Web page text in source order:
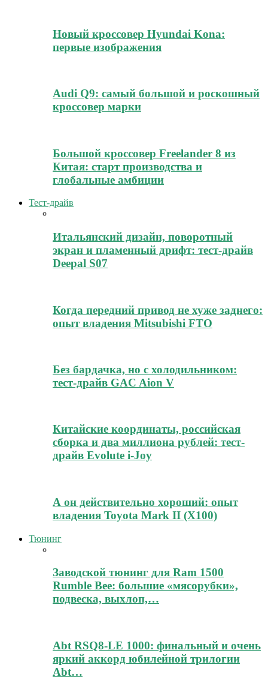
Новый кроссовер Hyundai Kona:
первые изображения
Audi Q9: самый большой и роскошный
кроссовер марки
Большой кроссовер Freelander 8 из
Китая: старт производства и
глобальные амбиции
Тест-драйв
Итальянский дизайн, поворотный
экран и пламенный дрифт: тест-драйв
Deepal S07
Когда передний привод не хуже заднего:
опыт владения Mitsubishi FTO
Без бардачка, но с холодильником:
тест-драйв GAC Aion V
Китайские координаты, российская
сборка и два миллиона рублей: тест-
драйв Evolute i-Joy
А он действительно хороший: опыт
владения Toyota Mark II (Х100)
Тюнинг
Заводской тюнинг для Ram 1500
Rumble Bee: большие «мясорубки»,
подвеска, выхлоп,…
Abt RSQ8-LE 1000: финальный и очень
яркий аккорд юбилейной трилогии
Abt…